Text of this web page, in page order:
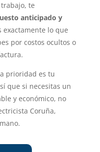
te
anticipado y
exactamente lo que
por costos ocultos o
prioridad es tu
que si necesitas un
y económico, no
Coruña,